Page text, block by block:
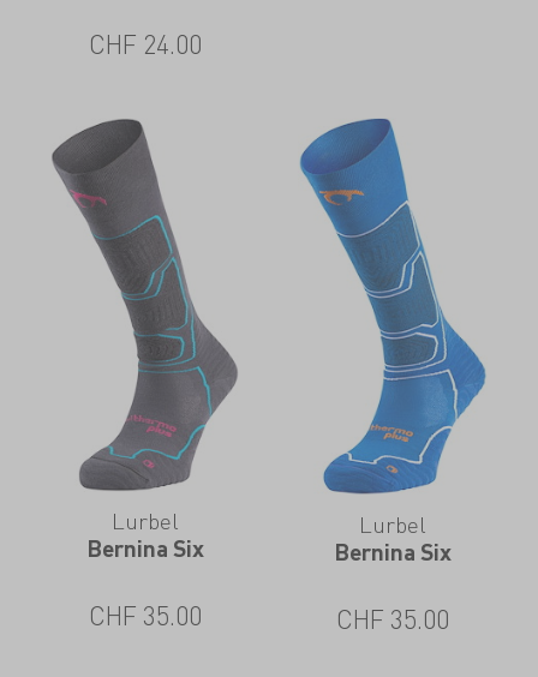
CHF 24.00
Lurbel
Bernina Six
CHF 35.00
Lurbel
Bernina Six
CHF 35.00